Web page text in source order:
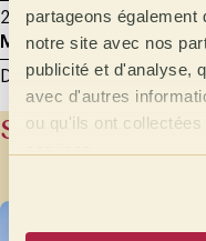
partageons
notre site avec nos
publicité et d'analyse,
avec d'autres
ou qu'ils ont
29/08/2025
Moulure de
Dégustation entre 600
Station de lavage